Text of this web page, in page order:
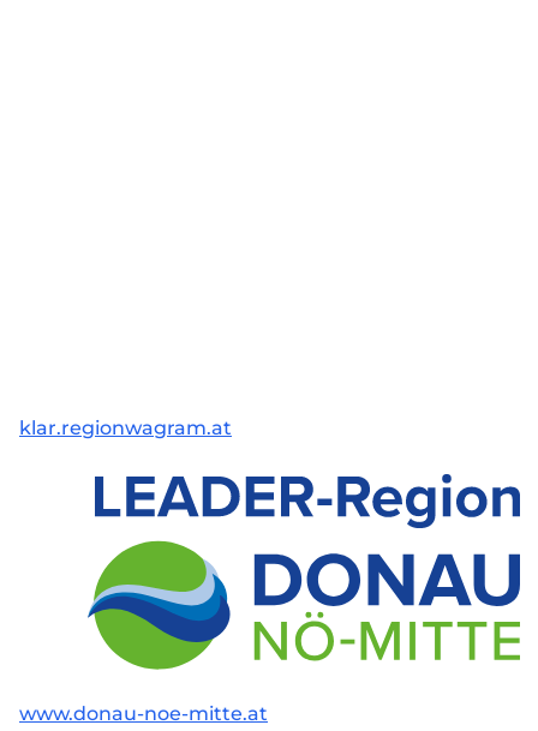
klar.regionwagram.at
www.donau-noe-mitte.at